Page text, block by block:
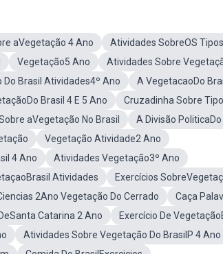
aVegetação 4 Ano
Atividades SobreOS
Vegetação5 Ano
Atividades Sobre
Do Brasil Atividades4º Ano
A VegetacaoDo
Brasil 4 E 5 Ano
Cruzadinha Sobre
aVegetação No Brasil
A Divisão
Vegetação Atividade2 Ano
4 Ano
Atividades Vegetação3º Ano
Atividades
Exercícios
2Ano Vegetação Do Cerrado
Caça
Catarina 2 Ano
Exercício De
Atividades Sobre Vegetação Do BrasilP 4 Ano